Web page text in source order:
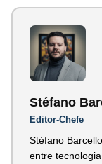
Stéfano
Editor-Chefe
Stéfano
entre